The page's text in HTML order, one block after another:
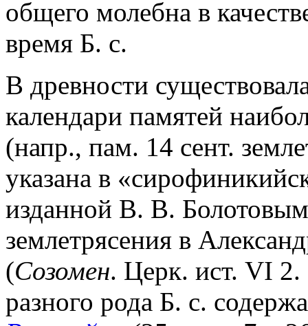
общего молебна в
время Б. с.
В древности
календари памятей
(напр., пам. 14 сент.
указана в
изданной В. В.
землетрясения в
(Созомен. Церк. ист. VI
разного рода Б. с.